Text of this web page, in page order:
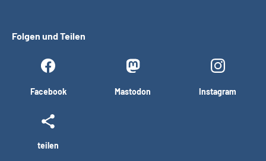
Folgen und Teilen
Facebook Mastodon Instagram
teilen